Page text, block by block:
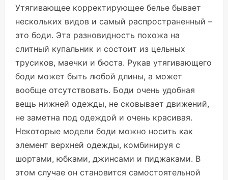
Утягивающее корректирующее белье бывает
нескольких видов и самый распространенный –
это боди. Эта разновидность похожа на
слитный купальник и состоит из цельных
трусиков, маечки и бюста. Рукав утягивающего
боди может быть любой длины, а может
вообще отсутствовать. Боди очень удобная
вещь нижней одежды, не сковывает движений,
не заметна под одеждой и очень красивая.
Некоторые модели боди можно носить как
элемент верхней одежды, комбинируя с
шортами, юбками, джинсами и пиджаками. В
этом случае он становится самостоятельной